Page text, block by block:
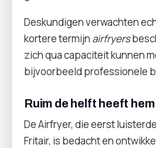
Deskundigen verwachten
kortere termijn airfryers
zich qua capaciteit kunnen
bijvoorbeeld professionele
Ruim de helft heeft hem
De Airfryer, die eerst
Fritair, is bedacht en